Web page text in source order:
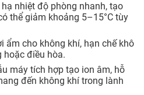
hạ nhiệt độ phòng nhanh, tạo
thể giảm khoảng 5–15°C tùy
ẩm cho không khí, hạn chế khô
hoặc điều hòa.
máy tích hợp tạo ion âm, hỗ
đến không khí trong lành